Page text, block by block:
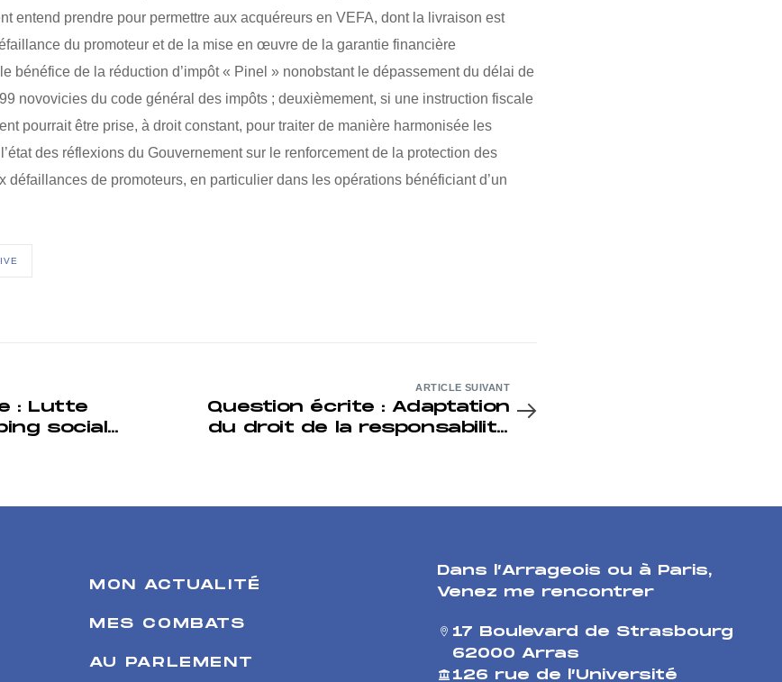
entend prendre pour permettre aux acquéreurs en VEFA, dont la livraison est
du promoteur et de la mise en œuvre de la garantie financière
bénéfice de la réduction d’impôt « Pinel » nonobstant le dépassement du délai de
novovicies du code général des impôts ; deuxièmement, si une instruction fiscale
pourrait être prise, à droit constant, pour traiter de manière harmonisée les
des réflexions du Gouvernement sur le renforcement de la protection des
défaillances de promoteurs, en particulier dans les opérations bénéficiant d’un
social
ARTICLE SUIVANT
Question écrite : Adaptation
du droit de la responsabilité
MON ACTUALITÉ
MES COMBATS
AU PARLEMENT
Dans l’Arrageois ou à Paris,
Venez me rencontrer
17 Boulevard de Strasbourg
62000 Arras
126 rue de l’Université